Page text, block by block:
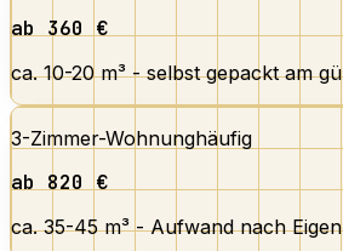
ab 360 €
ca. 10-20 m³ - selbst gepackt am
3-Zimmer-Wohnunghäufig
ab 820 €
ca. 35-45 m³ - Aufwand nach